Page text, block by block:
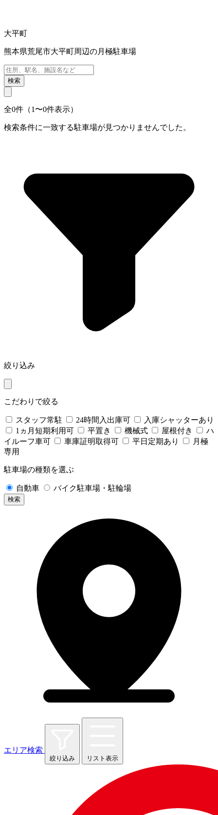
大平町
熊本県荒尾市大平町周辺の月極駐車場
検索
全0件（1〜0件表示）
検索条件に一致する駐車場が見つかりませんでした。
絞り込み
こだわりで絞る
スタッフ常駐 24時間入出庫可
入庫シャッターあり
1ヵ月短期利用可
平置き 機械式 屋根付き
ハ
イルーフ車可
車庫証明取得可 平日定期あり
月極
専用
駐車場の種類を選ぶ
自動車 バイク駐車場・駐輪場
検索
エリア検索
絞り込み リスト表示